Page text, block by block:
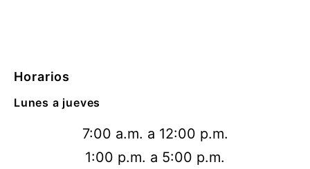
Horarios
Lunes a jueves
7:00 a.m. a 12:00 p.m.
1:00 p.m. a 5:00 p.m.